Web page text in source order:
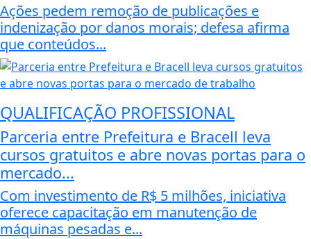
Ações pedem remoção de publicações e
indenização por danos morais; defesa afirma
que conteúdos...
QUALIFICAÇÃO PROFISSIONAL
Parceria entre Prefeitura e Bracell leva
cursos gratuitos e abre novas portas para o
mercado...
Com investimento de R$ 5 milhões, iniciativa
oferece capacitação em manutenção de
máquinas pesadas e...